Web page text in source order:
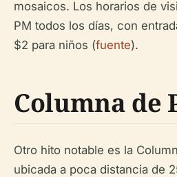
mosaicos. Los horarios de
PM todos los días, con
$2 para niños (fuente).
Columna de
Otro hito notable es la
ubicada a poca distancia de شارع 25. Este masivo